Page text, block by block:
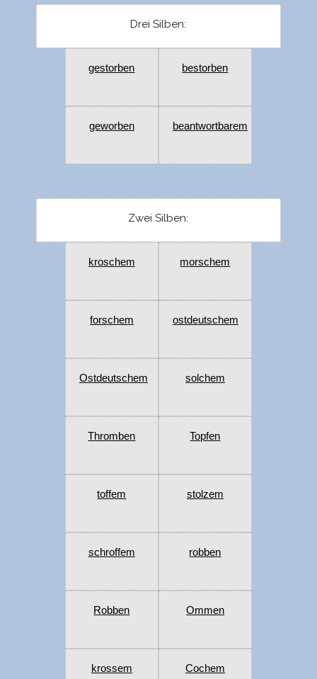
Drei Silben:
gestorben bestorben
geworben beantwortbarem
Zwei Silben:
kroschem morschem
forschem ostdeutschem
Ostdeutschem solchem
Thromben Topfen
toffem stolzem
schroffem robben
Robben Ommen
krossem Cochem